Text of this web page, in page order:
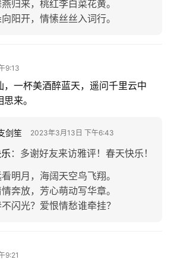
归来，桃红李白菜花黄。
阳开，情愫丝丝入词行。
9:13
，一杯美酒醉蓝天，遥问千里云中
来。
剑笙 2023年3月13日 下午6:43
： 多谢好友来访雅评！春天快乐！
明月，海阔天空鸟飞翔。
奔放，芳心萌动写华章。
闪光？爱恨情愁谁牵挂？
9:21